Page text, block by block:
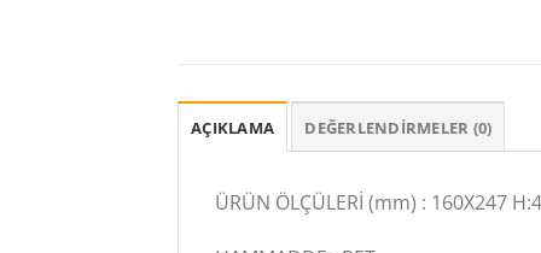
AÇIKLAMA DEĞERLENDIRMELER (0)
ÜRÜN ÖLÇÜLERİ (mm) : 160X247